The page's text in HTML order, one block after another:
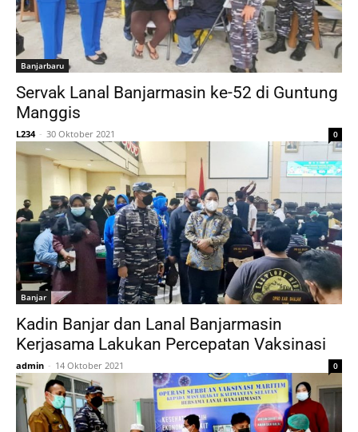
Banjarbaru
Servak Lanal Banjarmasin ke-52 di Guntung
Manggis
L234 - 30 Oktober 2021 0
Banjar
Kadin Banjar dan Lanal Banjarmasin
Kerjasama Lakukan Percepatan Vaksinasi
admin - 14 Oktober 2021 0